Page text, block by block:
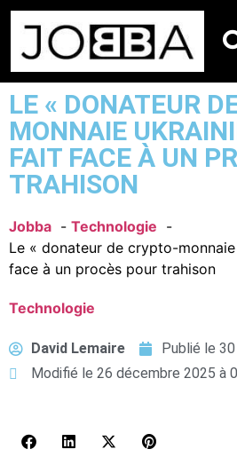
LE « DONATEUR
MONNAIE
FAIT FACE À UN
TRAHISON
Jobba
Technologie
Le « donateur de crypto-
face à un procès pour trahison
Technologie
David Lemaire Publié le
Modifié le 26 décembre 2025 à